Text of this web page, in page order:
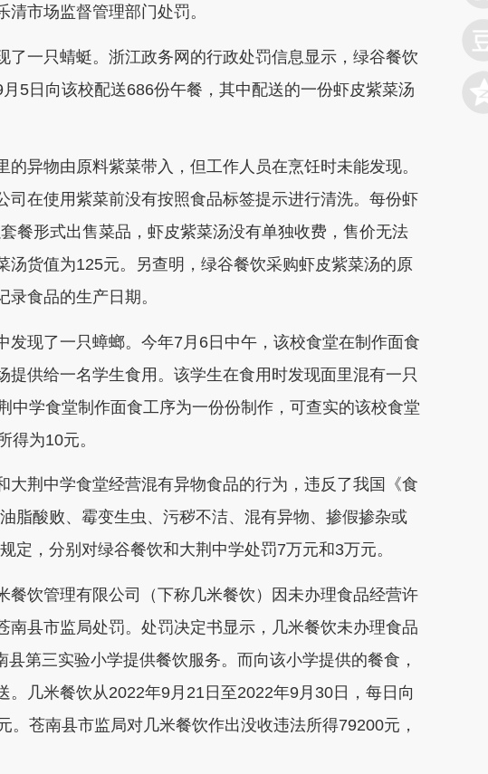
市场监督管理部门处罚。
一只蜻蜓。浙江政务网的行政处罚信息显示，绿谷餐饮
5日向该校配送686份午餐，其中配送的一份虾皮紫菜汤
物由原料紫菜带入，但工作人员在烹饪时未能发现。
司在使用紫菜前没有按照食品标签提示进行清洗。每份虾
餐形式出售菜品，虾皮紫菜汤没有单独收费，售价无法
汤货值为125元。另查明，绿谷餐饮采购虾皮紫菜汤的原
食品的生产日期。
现了一只蟑螂。今年7月6日中午，该校食堂在制作面食
提供给一名学生食用。该学生在食用时发现面里混有一只
中学食堂制作面食工序为一份份制作，可查实的该校食堂
得为10元。
荆中学食堂经营混有异物食品的行为，违反了我国《食
脂酸败、霉变生虫、污秽不洁、混有异物、掺假掺杂或
定，分别对绿谷餐饮和大荆中学处罚7万元和3万元。
饮管理有限公司（下称几米餐饮）因未办理食品经营许
南县市监局处罚。处罚决定书显示，几米餐饮未办理食品
第三实验小学提供餐饮服务。而向该小学提供的餐食，
。几米餐饮从2022年9月21日至2022年9月30日，每日向
苍南县市监局对几米餐饮作出没收违法所得79200元，